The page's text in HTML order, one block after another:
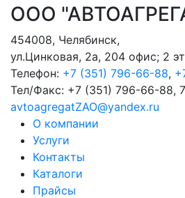
ООО
454008, Челябинск,
ул.Цинковая, 2а, 204 офис; 2
Телефон: +7 (351) 796-66-88,
Тел/Факс: +7 (351) 796-66-88,
avtoagregatZAO@yandex.ru
О компании
Услуги
Контакты
Каталоги
Прайсы